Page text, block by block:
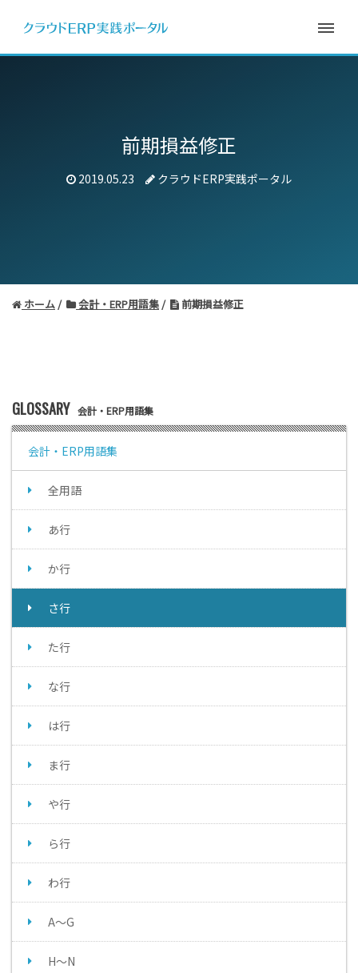
前期損益修正
2019.05.23 クラウドERP実践ポータル
ホーム 会計・ERP用語集 前期損益修正
GLOSSARY 会計・ERP用語集
会計・ERP用語集
全用語
あ行
か行
さ行
た行
な行
は行
ま行
や行
ら行
わ行
A～G
H～N